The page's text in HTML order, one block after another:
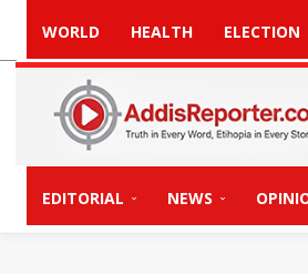
WORLD HEALTH ELECTION
EDITORIAL NEWS